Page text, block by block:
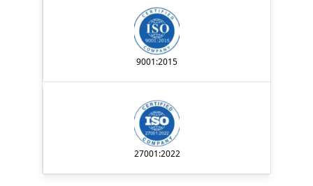
9001:2015
27001:2022